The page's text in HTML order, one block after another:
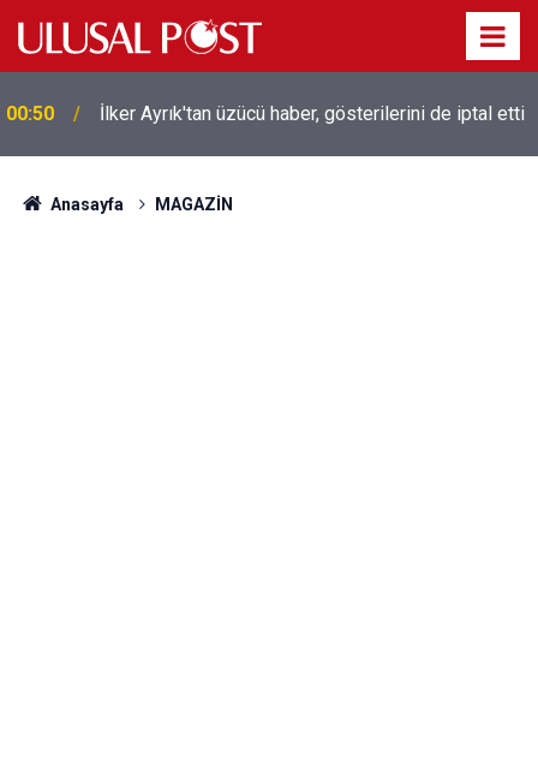
00:39
Liverpool efsanesi Mısırlı yıldız Mohamed Salah
Trabzonspor ile anlaştı! Yarın geliyor
Anasayfa MAGAZİN